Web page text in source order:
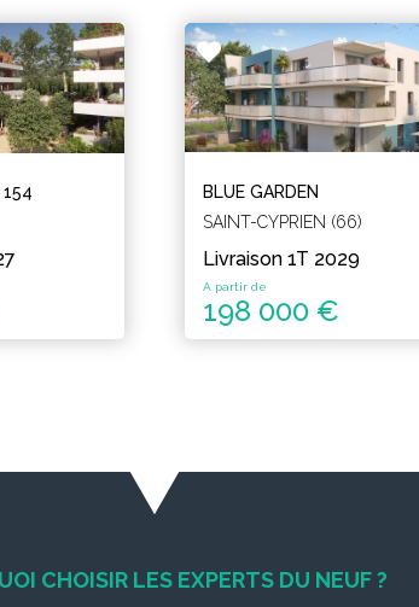
154
BLUE GARDEN
SAINT-CYPRIEN (66)
Livraison 1T 2029
A partir de
198 000 €
CHOISIR LES EXPERTS DU NEUF ?